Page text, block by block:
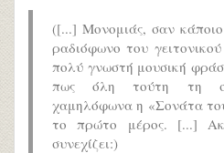
([...] Μονομιάς, σαν
ραδιόφωνο του
πολύ γνωστή μουσική
πως όλη τούτη τη
χαμηλόφωνα η «Σονάτα
το πρώτο μέρος. [...]
συνεχίζει:)